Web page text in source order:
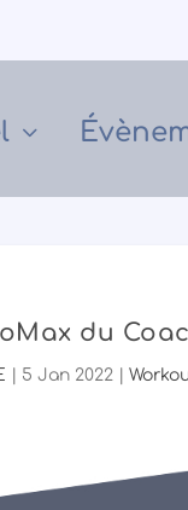
du
5 Jan 2022